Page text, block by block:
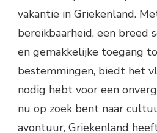
vakantie in Griekenland.
bereikbaarheid, een breed
en gemakkelijke toegang
bestemmingen, biedt het
nodig hebt voor een
nu op zoek bent naar
avontuur, Griekenland